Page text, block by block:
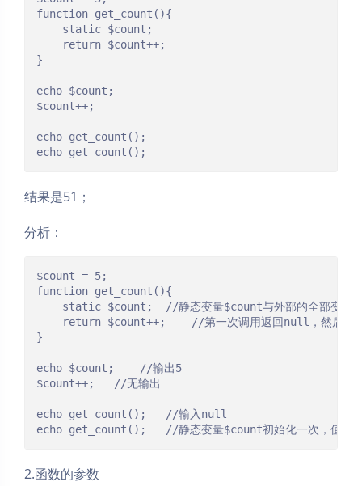
function get_count(){
}
echo $count;
$count++;
echo get_count();
echo get_count();
结果是51；
分析：
$count = 5;
function get_count(){
}
echo $count;	//输出5
$count++;	//无输出
echo get_count();	//输入null
echo get_count();	//静态变量$count初始化一次
2.函数的参数